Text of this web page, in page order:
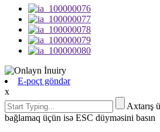
E-poçt göndər
x
Axtarış
bağlamaq üçün isə ESC düyməsini basın